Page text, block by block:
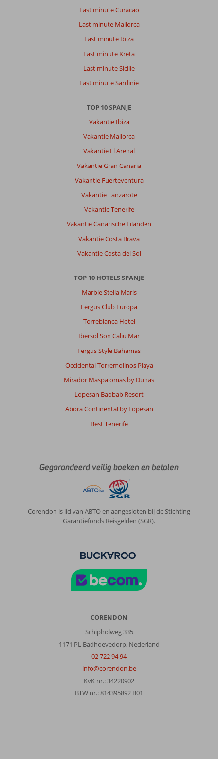
Last minute Curacao
Last minute Mallorca
Last minute Ibiza
Last minute Kreta
Last minute Sicilie
Last minute Sardinie
TOP 10 SPANJE
Vakantie Ibiza
Vakantie Mallorca
Vakantie El Arenal
Vakantie Gran Canaria
Vakantie Fuerteventura
Vakantie Lanzarote
Vakantie Tenerife
Vakantie Canarische Eilanden
Vakantie Costa Brava
Vakantie Costa del Sol
TOP 10 HOTELS SPANJE
Marble Stella Maris
Fergus Club Europa
Torreblanca Hotel
Ibersol Son Caliu Mar
Fergus Style Bahamas
Occidental Torremolinos Playa
Mirador Maspalomas by Dunas
Lopesan Baobab Resort
Abora Continental by Lopesan
Best Tenerife
Gegarandeerd veilig boeken en betalen
Corendon is lid van ABTO en aangesloten bij de Stichting
Garantiefonds Reisgelden (SGR).
CORENDON
Schipholweg 335
1171 PL Badhoevedorp, Nederland
02 722 94 94
info@corendon.be
KvK nr.: 34220902
BTW nr.: 814395892 B01